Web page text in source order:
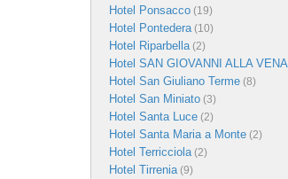
Hotel Ponsacco (19)
Hotel Pontedera(10)
Hotel Riparbella(2)
Hotel SAN GIOVANNI ALLA VENA
Hotel San Giuliano Terme (8)
Hotel San Miniato (3)
Hotel Santa Luce (2)
Hotel Santa Maria a Monte (2)
Hotel Terricciola(2)
Hotel Tirrenia(9)